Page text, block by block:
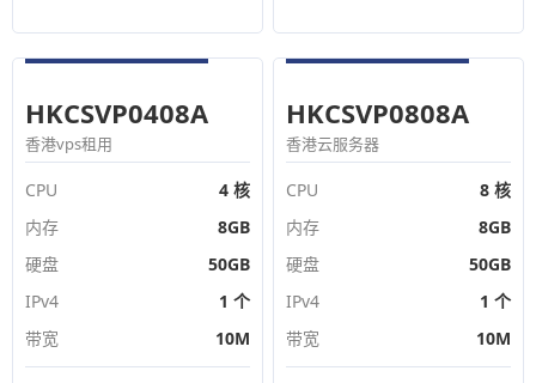
HKCSVP0408A
香港vps租用
CPU
4 核
内存
8GB
硬盘
50GB
IPv4
1 个
带宽
10M
HKCSVP0808A
香港云服务器
CPU
8 核
内存
8GB
硬盘
50GB
IPv4
1 个
带宽
10M